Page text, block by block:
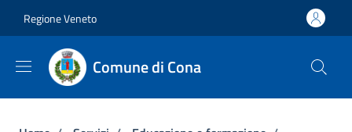
Regione Veneto
Comune di Cona